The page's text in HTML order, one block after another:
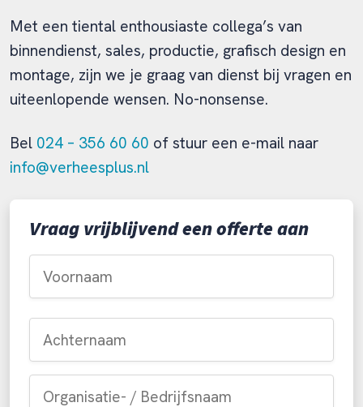
Met een tiental enthousiaste collega’s van
binnendienst, sales, productie, grafisch design en
montage, zijn we je graag van dienst bij vragen en
uiteenlopende wensen. No-nonsense.
Bel 024 – 356 60 60 of stuur een e-mail naar
info@verheesplus.nl
Vraag vrijblijvend een offerte aan